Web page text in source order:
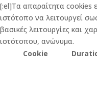
[:el]Τα απαραίτητα cookies
ιστότοπο να λειτουργεί
βασικές λειτουργίες και
ιστότοπου, ανώνυμα.
Cookie